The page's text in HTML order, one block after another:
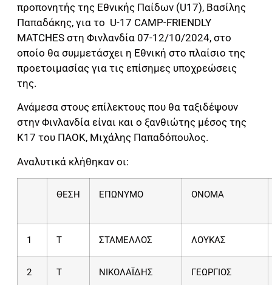
προπονητής της Εθνικής Παίδων (U17), Βασίλης
Παπαδάκης, για το U-17 CAMP-FRIENDLY
MATCHES στη Φινλανδία 07-12/10/2024, στο
οποίο θα συμμετάσχει η Εθνική στο πλαίσιο της
προετοιμασίας για τις επίσημες υποχρεώσεις
της.
Ανάμεσα στους επίλεκτους που θα ταξιδέψουν
στην Φινλανδία είναι και ο ξανθιώτης μέσος της
Κ17 του ΠΑΟΚ, Μιχάλης Παπαδόπουλος.
Αναλυτικά κλήθηκαν οι:
ΘΕΣΗ ΕΠΩΝΥΜΟ ΟΝΟΜΑ
1 Τ ΣΤΑΜΕΛΛΟΣ ΛΟΥΚΑΣ
2 Τ ΝΙΚΟΛΑΪΔΗΣ ΓΕΩΡΓΙΟΣ